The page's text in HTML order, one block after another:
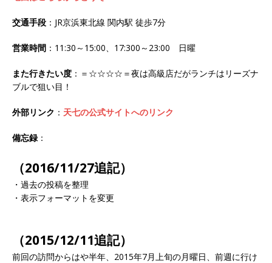
交通手段 ：JR京浜東北線 関内駅 徒歩7分
営業時間 ：11:30～15:00、17:300～23:00 日曜
また行きたい度 ：＝☆☆☆☆＝夜は高級店だがランチはリーズナ
ブルで狙い目！
外部リンク ： 天七の公式サイトへのリンク
備忘録 ：
（2016/11/27追記）
・過去の投稿を整理
・表示フォーマットを変更
（2015/12/11追記）
前回の訪問からはや半年、2015年7月上旬の月曜日、前週に行け